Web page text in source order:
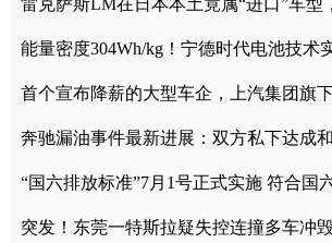
雷克萨斯LM在日本本土竟属“进口”车型
能量密度304Wh/kg！宁德时代电池技术
突发！东莞一特斯拉疑失控连撞多车冲